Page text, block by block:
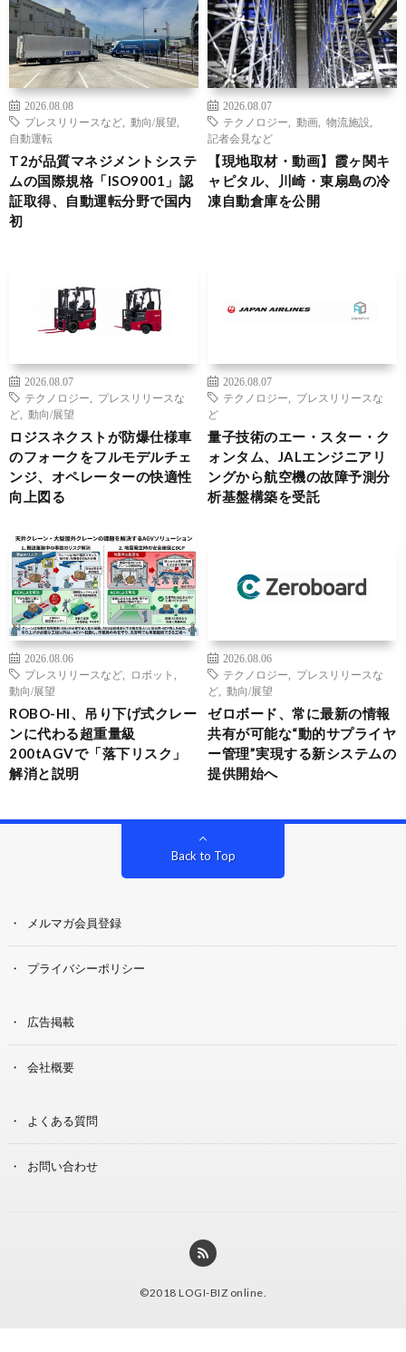
2026.08.08
プレスリリースなど
動向/展望
自動運転
T2が品質マネジメントシステ
ムの国際規格「ISO9001」認
証取得、自動運転分野で国内
初
2026.08.07
テクノロジー
動画 物流施設
記者会見など
【現地取材・動画】霞ヶ関キ
ャピタル、川崎・東扇島の冷
凍自動倉庫を公開
2026.08.07
テクノロジー
プレスリリースな
ど
動向/展望
ロジスネクストが防爆仕様車
のフォークをフルモデルチェ
ンジ、オペレーターの快適性
向上図る
2026.08.07
テクノロジー
プレスリリースな
ど
量子技術のエー・スター・ク
ォンタム、JALエンジニアリ
ングから航空機の故障予測分
析基盤構築を受託
2026.08.06
プレスリリースなど
ロボット
動向/展望
ROBO-HI、吊り下げ式クレー
ンに代わる超重量級
200tAGVで「落下リスク」
解消と説明
2026.08.06
テクノロジー
プレスリリースな
ど
動向/展望
ゼロボード、常に最新の情報
共有が可能な“動的サプライヤ
ー管理”実現する新システムの
提供開始へ
Back to Top
メルマガ会員登録
プライバシーポリシー
広告掲載
会社概要
よくある質問
お問い合わせ
©2018 LOGI-BIZ online